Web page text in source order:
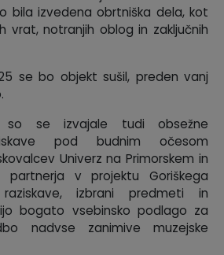
bila izvedena obrtniška dela, kot
vrat, notranjih oblog in zaključnih
se bo objekt sušil, preden vanj
se izvajale tudi obsežne
pod budnim očesom
Univerz na Primorskem in
v projektu Goriškega
izbrani predmeti in
bogato vsebinsko podlago za
nadvse zanimive muzejske